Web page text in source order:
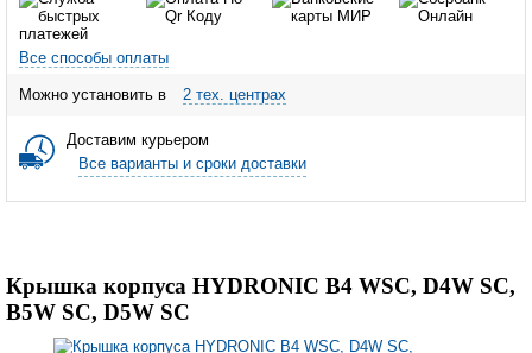
Все способы оплаты
Можно установить в 2 тех. центрах
Доставим курьером
Все варианты и сроки доставки
Крышка корпуса HYDRONIC B4 WSC, D4W SC,
B5W SC, D5W SC